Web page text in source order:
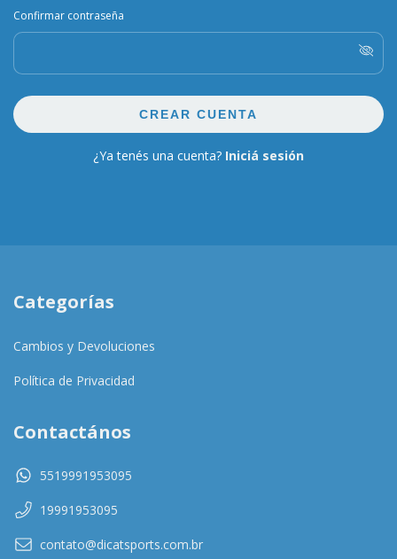
Confirmar contraseña
CREAR CUENTA
¿Ya tenés una cuenta? Iniciá sesión
Categorías
Cambios y Devoluciones
Política de Privacidad
Contactános
5519991953095
19991953095
contato@dicatsports.com.br